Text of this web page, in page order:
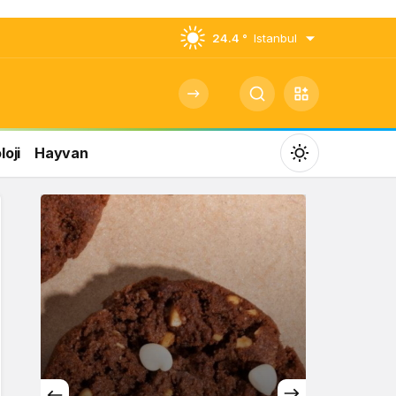
24.4 ° Istanbul
Hayvan
Mod
değiştir
Gündüz Modu
Gündüz modunu seçin.
Gece Modu
Gece modunu seçin.